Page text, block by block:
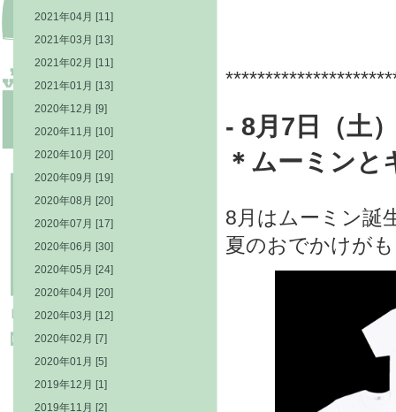
- 8月7日（土
＊ ムーミンと
8月はムーミン誕
夏のおでかけが
2021年04月 [11]
2021年03月 [13]
2021年02月 [11]
2021年01月 [13]
2020年12月 [9]
2020年11月 [10]
2020年10月 [20]
2020年09月 [19]
2020年08月 [20]
2020年07月 [17]
2020年06月 [30]
2020年05月 [24]
2020年04月 [20]
2020年03月 [12]
2020年02月 [7]
2020年01月 [5]
2019年12月 [1]
2019年11月 [2]